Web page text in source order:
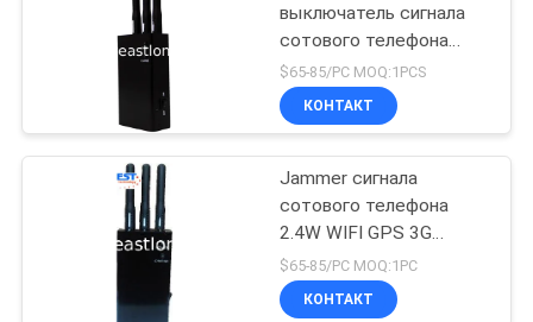
НОВОСТИ
СЛУЧАИ
ЗАПРОС
ЦИТАТЫ
выключатель сигнала
сотового телефона
3G/2G EST-808HE3
портативные
$65-85/PC MOQ:1PCS
КОНТАКТ
Jammer сигнала
сотового телефона
2.4W WIFI GPS 3G
портативные/блокатор
EST-808HE
$65-85/PC MOQ:1PC
КОНТАКТ